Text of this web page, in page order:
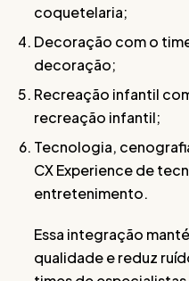
coquetelaria;
Decoração com o
decoração;
Recreação infantil
recreação infantil;
Tecnologia,
CX Experience de
entretenimento.
Essa integração
qualidade e reduz